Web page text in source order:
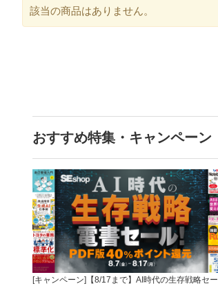
該当の商品はありません。
おすすめ特集・キャンペーン
[キャンペーン]【8/17まで】AI時代の生存戦略セー